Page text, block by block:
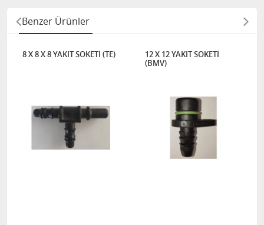
Benzer Ürünler
8 X 8 X 8 YAKIT SOKETİ (TE)
12 X 12 YAKIT SOKETİ
(BMV)